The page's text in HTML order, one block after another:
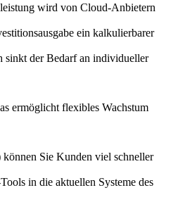
wird von Cloud-Anbietern
ein kalkulierbarer
der Bedarf an individueller
ermöglicht flexibles Wachstum
Sie Kunden viel schneller
in die aktuellen Systeme des